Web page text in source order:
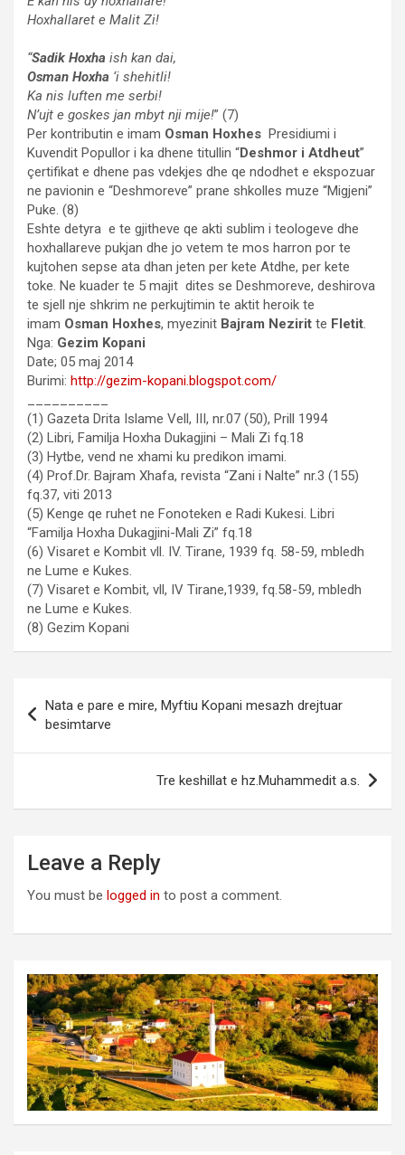
Hoxhallaret e Malit Zi!
“Sadik Hoxha ish kan dai,
Osman Hoxha ‘i shehitli!
Ka nis luften me serbi!
N’ujt e goskes jan mbyt nji mije!” (7)
Per kontributin e imam Osman Hoxhes Presidiumi i
Kuvendit Popullor i ka dhene titullin “Deshmor i Atdheut”
çertifikat e dhene pas vdekjes dhe qe ndodhet e ekspozuar
ne pavionin e “Deshmoreve” prane shkolles muze “Migjeni”
Puke. (8)
Eshte detyra e te gjitheve qe akti sublim i teologeve dhe
hoxhallareve pukjan dhe jo vetem te mos harron por te
kujtohen sepse ata dhan jeten per kete Atdhe, per kete
toke. Ne kuader te 5 majit dites se Deshmoreve, deshirova
te sjell nje shkrim ne perkujtimin te aktit heroik te
imam Osman Hoxhes, myezinit Bajram Nezirit te Fletit.
Nga: Gezim Kopani
Date; 05 maj 2014
Burimi: http://gezim-kopani.blogspot.com/
(1) Gazeta Drita Islame Vell, III, nr.07 (50), Prill 1994
(2) Libri, Familja Hoxha Dukagjini – Mali Zi fq.18
(3) Hytbe, vend ne xhami ku predikon imami.
(4) Prof.Dr. Bajram Xhafa, revista “Zani i Nalte” nr.3 (155)
fq.37, viti 2013
(5) Kenge qe ruhet ne Fonoteken e Radi Kukesi. Libri
“Familja Hoxha Dukagjini-Mali Zi” fq.18
(6) Visaret e Kombit vll. IV. Tirane, 1939 fq. 58-59, mbledh
ne Lume e Kukes.
(7) Visaret e Kombit, vll, IV Tirane,1939, fq.58-59, mbledh
ne Lume e Kukes.
(8) Gezim Kopani
navigation
Nata e pare e mire, Myftiu Kopani mesazh drejtuar
besimtarve
Tre keshillat e hz.Muhammedit a.s.
Leave a Reply
You must be logged in to post a comment.